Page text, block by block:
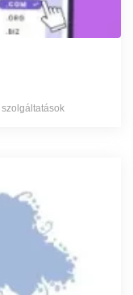
szolgáltatások